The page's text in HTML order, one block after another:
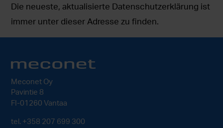
Die neueste, aktualisierte Datenschutzerklärung ist
immer unter dieser Adresse zu finden.
Meconet Oy
Pavintie 8
FI-01260 Vantaa
tel. +358 207 699 300